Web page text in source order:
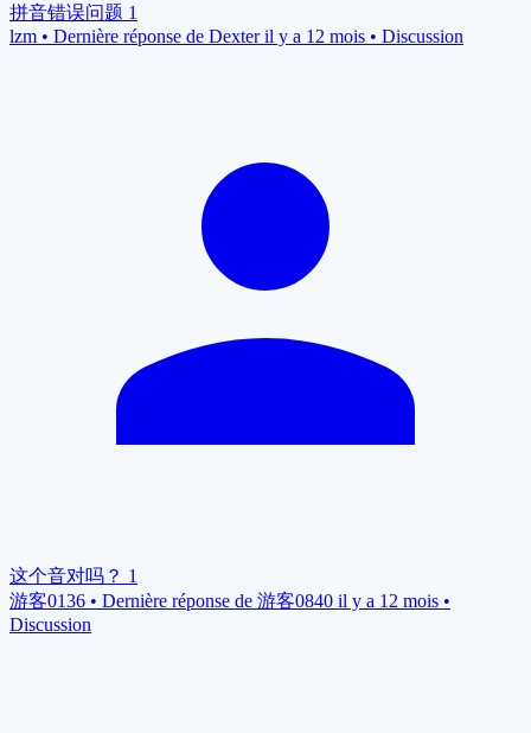
拼音错误问题 1
lzm • Dernière réponse de Dexter il y a 12 mois • Discussion
这个音对吗？ 1
游客0136 • Dernière réponse de 游客0840 il y a 12 mois •
Discussion